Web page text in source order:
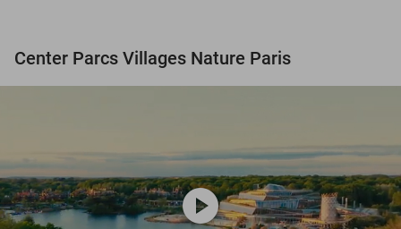
Center Parcs Villages Nature Paris
play_circle